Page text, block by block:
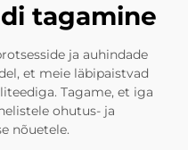
tagamine
ja auhindade
et meie läbipaistvad
Tagame, et iga
ohutus- ja
nõuetele.